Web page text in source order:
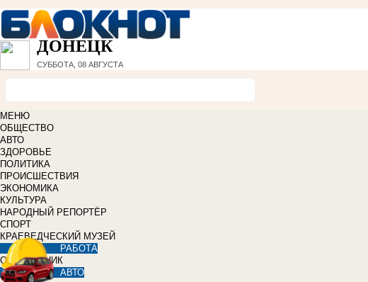
ДОНЕЦК
СУББОТА, 08 АВГУСТА
МЕНЮ
ОБЩЕСТВО
АВТО
ЗДОРОВЬЕ
ПОЛИТИКА
ПРОИСШЕСТВИЯ
ЭКОНОМИКА
КУЛЬТУРА
НАРОДНЫЙ РЕПОРТЁР
СПОРТ
КРАЕВЕДЧЕСКИЙ МУЗЕЙ
РАБОТА
СПРАВОЧНИК
АВТО